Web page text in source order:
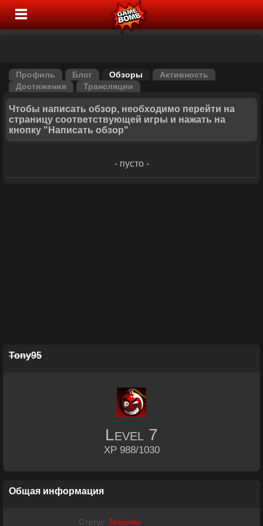
Профиль Блог Обзоры
Активность
Достижения
Трансляции
Чтобы написать обзор, необходимо перейти на
страницу соответствующей игры и нажать на
кнопку "Написать обзор"
- пусто -
Tony95
Level 7
XP 988/1030
Общая информация
Статус Забанен